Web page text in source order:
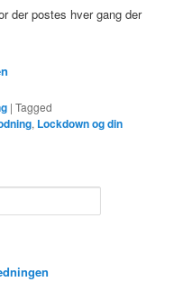
der postes hver gang der
|Tagged
, Lockdown og din